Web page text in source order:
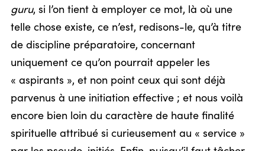
guru, si l’on tient à employer ce mot, là où une
telle chose existe, ce n’est, redisons-le, qu’à titre
de discipline préparatoire, concernant
uniquement ce qu’on pourrait appeler les
« aspirants », et non point ceux qui sont déjà
parvenus à une initiation effective ; et nous voilà
encore bien loin du caractère de haute finalité
spirituelle attribué si curieusement au « service »